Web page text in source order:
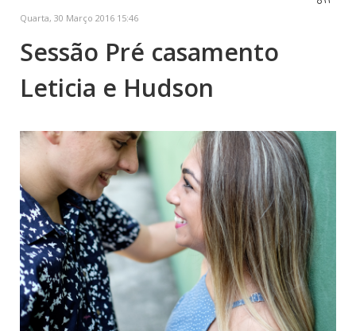
Quarta, 30 Março 2016 15:46
Sessão Pré casamento
Leticia e Hudson